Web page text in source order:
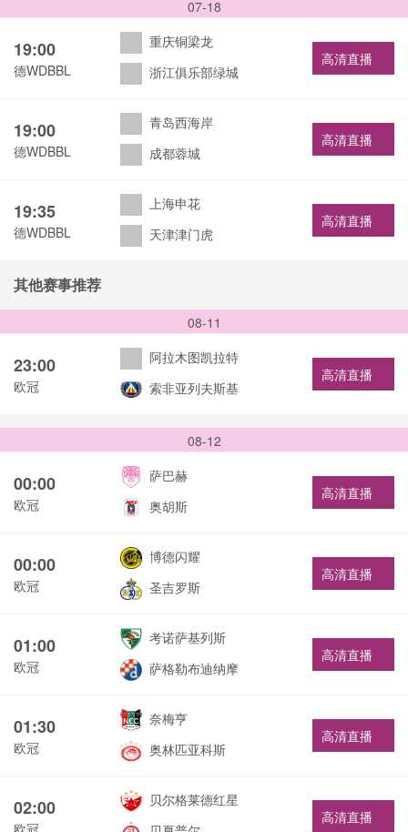
07-18
19:00
德WDBBL
重庆铜梁龙
浙江俱乐部绿城
高清直播
19:00
德WDBBL
青岛西海岸
成都蓉城
高清直播
19:35
德WDBBL
上海申花
天津津门虎
高清直播
其他赛事推荐
08-11
23:00
欧冠
阿拉木图凯拉特
索非亚列夫斯基
高清直播
08-12
00:00
欧冠
萨巴赫
奥胡斯
高清直播
00:00
欧冠
博德闪耀
圣吉罗斯
高清直播
01:00
欧冠
考诺萨基列斯
萨格勒布迪纳摩
高清直播
01:30
欧冠
奈梅亨
奥林匹亚科斯
高清直播
02:00
欧冠
贝尔格莱德红星
高清直播